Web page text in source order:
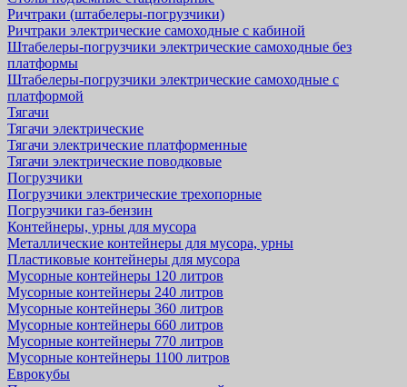
Ричтраки (штабелеры-погрузчики)
Ричтраки электрические самоходные с кабиной
Штабелеры-погрузчики электрические самоходные без
платформы
Штабелеры-погрузчики электрические самоходные с
платформой
Тягачи
Тягачи электрические
Тягачи электрические платформенные
Тягачи электрические поводковые
Погрузчики
Погрузчики электрические трехопорные
Погрузчики газ-бензин
Контейнеры, урны для мусора
Металлические контейнеры для мусора, урны
Пластиковые контейнеры для мусора
Мусорные контейнеры 120 литров
Мусорные контейнеры 240 литров
Мусорные контейнеры 360 литров
Мусорные контейнеры 660 литров
Мусорные контейнеры 770 литров
Мусорные контейнеры 1100 литров
Еврокубы